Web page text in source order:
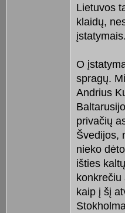
Lietuvos
klaidų,
įstatymais.
O
spragų.
Andrius
privačių
Švedijos,
nieko
išties
konkrečiu
kaip į šį